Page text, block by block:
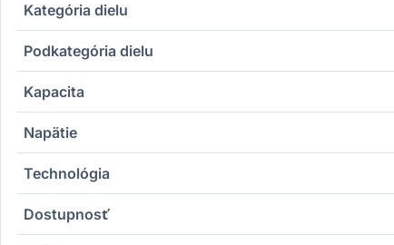
Kategória dielu
Podkategória dielu
Kapacita
Napätie
Technológia
Dostupnosť